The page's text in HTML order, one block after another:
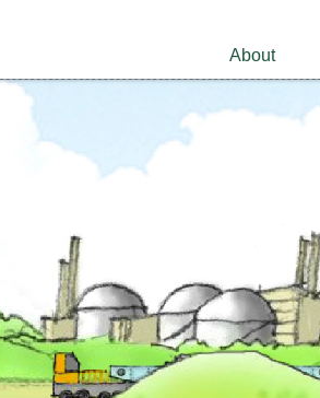
About